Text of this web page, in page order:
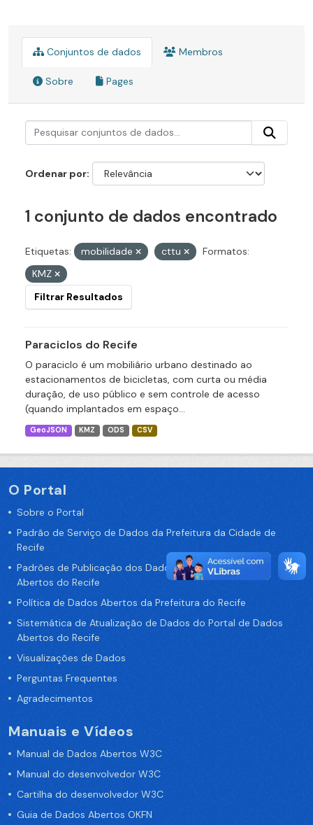
Conjuntos de dados Membros
Sobre Pages
Ordenar por
1 conjunto de dados encontrado
Etiquetas: mobilidade cttu
Formatos:
KMZ
Filtrar Resultados
Paraciclos do Recife
O paraciclo é um mobiliário urbano destinado ao
estacionamentos de bicicletas, com curta ou média
duração, de uso público e sem controle de acesso
(quando implantados em espaço...
GeoJSON KMZ ODS CSV
O Portal
Sobre o Portal
Padrão de Serviço de Dados da Prefeitura da Cidade de
Recife
Padrões de Publicação dos Dados no Portal de Dados
Abertos do Recife
Política de Dados Abertos da Prefeitura do Recife
Sistemática de Atualização de Dados do Portal de Dados
Abertos do Recife
Visualizações de Dados
Perguntas Frequentes
Agradecimentos
Manuais e Vídeos
Manual de Dados Abertos W3C
Manual do desenvolvedor W3C
Cartilha do desenvolvedor W3C
Guia de Dados Abertos OKFN